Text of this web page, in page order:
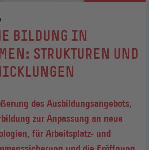
BILDUNG IN
STRUKTUREN UND
des Ausbildungsangebots,
zur Anpassung an neue
für Arbeitsplatz- und
und die Eröffnung